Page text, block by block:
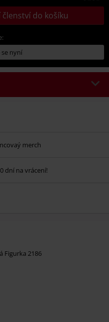
do košíku
nyní
automaticky.
Sleva se nevztahuje na: knihy,
Böhse Onkelz, Broilers, Die
merch
dní na vrácení!
Figurka 2186